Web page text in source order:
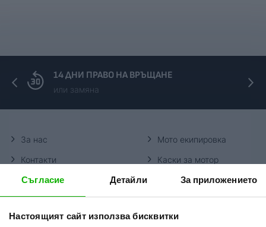
Съгласие Детайли За приложението
Настоящият сайт използва бисквитки
14 ДНИ ПРАВО НА ВРЪЩАНЕ
или замяна
За нас
Контакти
Методи доставка
Начини плащане
Връщане на стока
Мото екипировка
Каски за мотор
Ботуши за мотор
Гуми за мотор
Очила за мотор